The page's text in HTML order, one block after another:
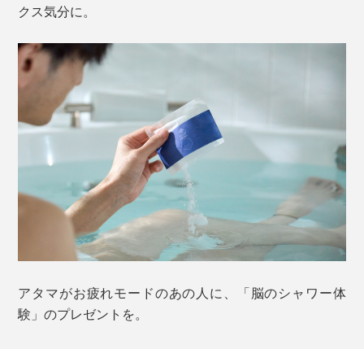
クス気分に。
アタマがお疲れモードのあの人に、「脳のシャワー体
験」のプレゼントを。